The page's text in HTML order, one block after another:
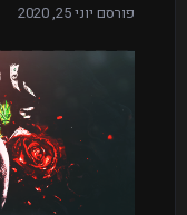
פורסם יוני 25, 2020